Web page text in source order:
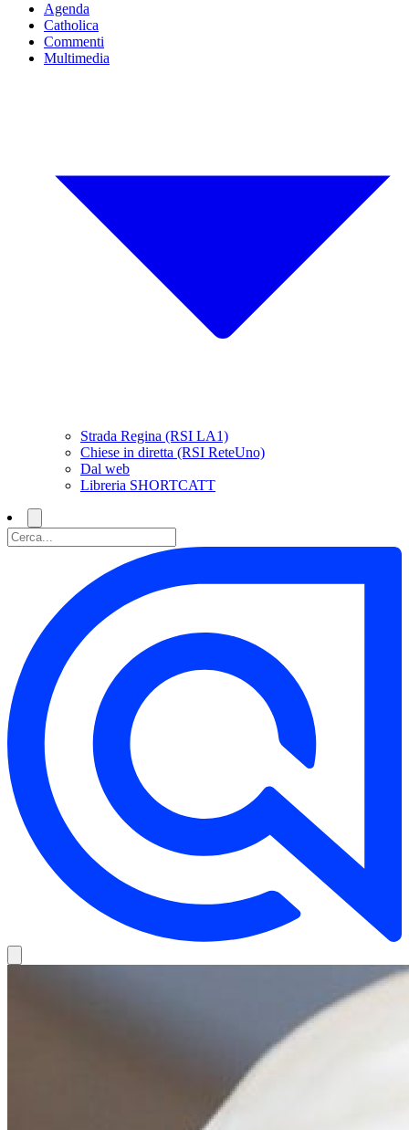
Agenda
Catholica
Commenti
Multimedia
Strada Regina (RSI LA1)
Chiese in diretta (RSI ReteUno)
Dal web
Libreria SHORTCATT